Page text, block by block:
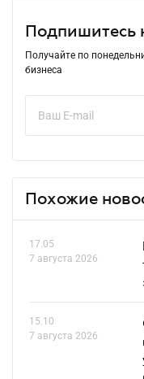
Подпишитесь
Получайте по
бизнеса
Похожие
17.05
7 августа 2026
15.10
7 августа 2026